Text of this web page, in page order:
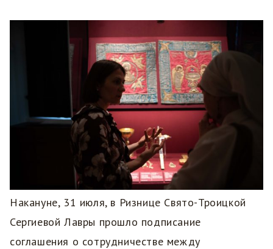
Накануне, 31 июля, в Ризнице Свято-Троицкой
Сергиевой Лавры прошло подписание
соглашения о сотрудничестве между